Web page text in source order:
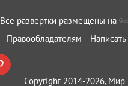
Все развертки размещены на
Правообладателям
Copyright 2014-2026, Мир